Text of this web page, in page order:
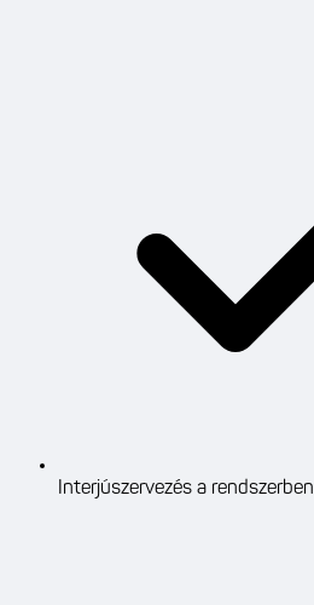
Interjúszervezés a rendszerben